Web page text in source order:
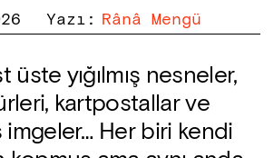
Yazı : Rânâ Mengü
yığılmış nesneler,
kartpostallar ve
imgeler… Her biri kendi